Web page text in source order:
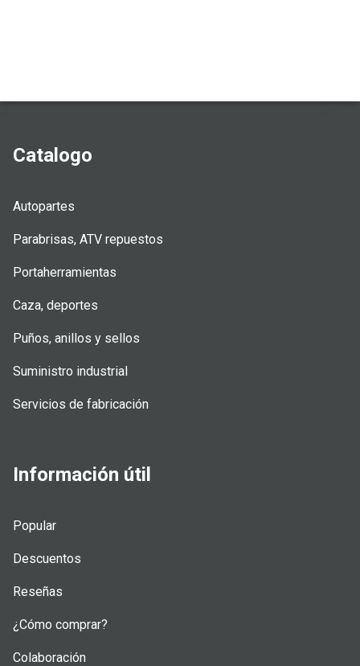
Catalogo
Autopartes
Parabrisas, ATV repuestos
Portaherramientas
Caza, deportes
Puños, anillos y sellos
Suministro industrial
Servicios de fabricación
Información útil
Popular
Descuentos
Reseñas
¿Cómo comprar?
Colaboración